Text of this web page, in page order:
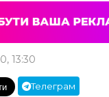
13:30
Телеграм